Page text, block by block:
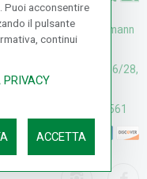
V. Senna 44/46, Osmann
& CARRY: V. Senna 26/28,
(+39) 055374561
Puoi acconsentire
il pulsante
continui
PRIVACY
ACCETTA